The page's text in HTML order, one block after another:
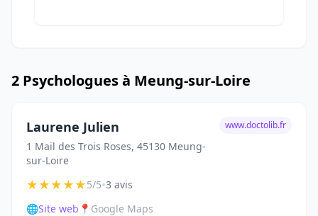
2 Psychologues à Meung-sur-Loire
Laurene Julien
1 Mail des Trois Roses, 45130 Meung-
sur-Loire
www.doctolib.fr
★★★★★5/5•3 avis
🌐Site web 📍 Google Maps